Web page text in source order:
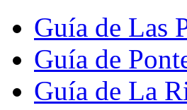
Guía de Las
Guía de
Guía de La